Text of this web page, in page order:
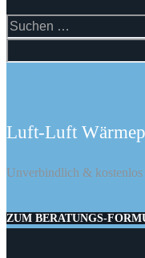
Suchen
nach:
Luft-Luft
Unverbindlich & kostenlos
ZUM BERATUNGS-